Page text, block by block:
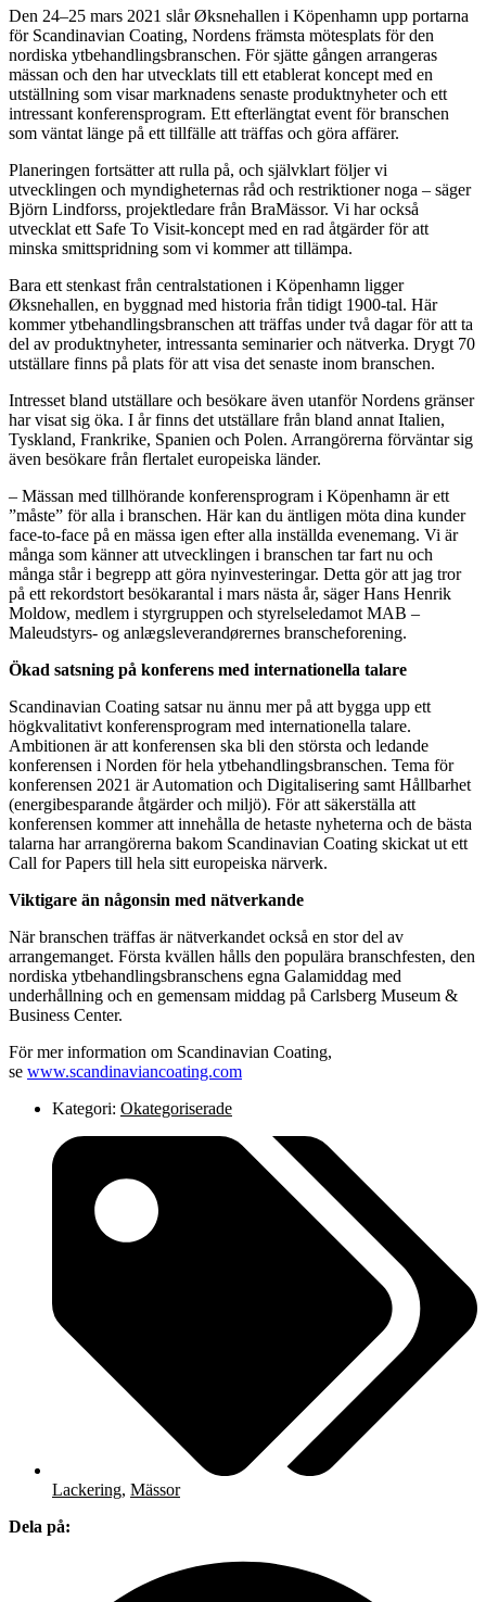
Den 24–25 mars 2021 slår Øksnehallen i Köpenhamn upp portarna
för Scandinavian Coating, Nordens främsta mötesplats för den
nordiska ytbehandlingsbranschen. För sjätte gången arrangeras
mässan och den har utvecklats till ett etablerat koncept med en
utställning som visar marknadens senaste produktnyheter och ett
intressant konferensprogram. Ett efterlängtat event för branschen
som väntat länge på ett tillfälle att träffas och göra affärer.
Planeringen fortsätter att rulla på, och självklart följer vi
utvecklingen och myndigheternas råd och restriktioner noga – säger
Björn Lindforss, projektledare från BraMässor. Vi har också
utvecklat ett Safe To Visit-koncept med en rad åtgärder för att
minska smittspridning som vi kommer att tillämpa.
Bara ett stenkast från centralstationen i Köpenhamn ligger
Øksnehallen, en byggnad med historia från tidigt 1900-tal. Här
kommer ytbehandlingsbranschen att träffas under två dagar för att ta
del av produktnyheter, intressanta seminarier och nätverka. Drygt 70
utställare finns på plats för att visa det senaste inom branschen.
Intresset bland utställare och besökare även utanför Nordens gränser
har visat sig öka. I år finns det utställare från bland annat Italien,
Tyskland, Frankrike, Spanien och Polen. Arrangörerna förväntar sig
även besökare från flertalet europeiska länder.
– Mässan med tillhörande konferensprogram i Köpenhamn är ett
”måste” för alla i branschen. Här kan du äntligen möta dina kunder
face-to-face på en mässa igen efter alla inställda evenemang. Vi är
många som känner att utvecklingen i branschen tar fart nu och
många står i begrepp att göra nyinvesteringar. Detta gör att jag tror
på ett rekordstort besökarantal i mars nästa år, säger Hans Henrik
Moldow, medlem i styrgruppen och styrelseledamot MAB –
Maleudstyrs- og anlægsleverandørernes branscheforening.
Ökad satsning på konferens med internationella talare
Scandinavian Coating satsar nu ännu mer på att bygga upp ett
högkvalitativt konferensprogram med internationella talare.
Ambitionen är att konferensen ska bli den största och ledande
konferensen i Norden för hela ytbehandlingsbranschen. Tema för
konferensen 2021 är Automation och Digitalisering samt Hållbarhet
(energibesparande åtgärder och miljö). För att säkerställa att
konferensen kommer att innehålla de hetaste nyheterna och de bästa
talarna har arrangörerna bakom Scandinavian Coating skickat ut ett
Call for Papers till hela sitt europeiska närverk.
Viktigare än någonsin med nätverkande
När branschen träffas är nätverkandet också en stor del av
arrangemanget. Första kvällen hålls den populära branschfesten, den
nordiska ytbehandlingsbranschens egna Galamiddag med
underhållning och en gemensam middag på Carlsberg Museum &
Business Center.
För mer information om Scandinavian Coating,
se www.scandinaviancoating.com
Kategori: Okategoriserade
Lackering, Mässor
Dela på: